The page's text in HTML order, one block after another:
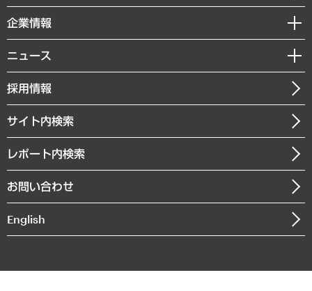
共生・ダイバーシティ
GRC（ガバナンス・リスク・コンプライアンス）・防災（政策）
経済・産業・雇用・労働
まちづくり・観光・交通・スポーツ・スマートシティ
自然資源・農林水産業・食料システム
レポート
コラム
経営用語集
受託・受注実績（官公庁関連）
メディア掲載・出演
セミナー・イベント情報
MUFGビジネスセミナー
受託案件情報
企業情報
私たちの想い
社長メッセージ
会社概要
沿革
組織図・本部部室紹介
インドネシア現地法人
個人情報保護方針
ニュース
ニュースリリース
お知らせ
採用情報
サイト内検索
レポート内検索
お問い合わせ
English